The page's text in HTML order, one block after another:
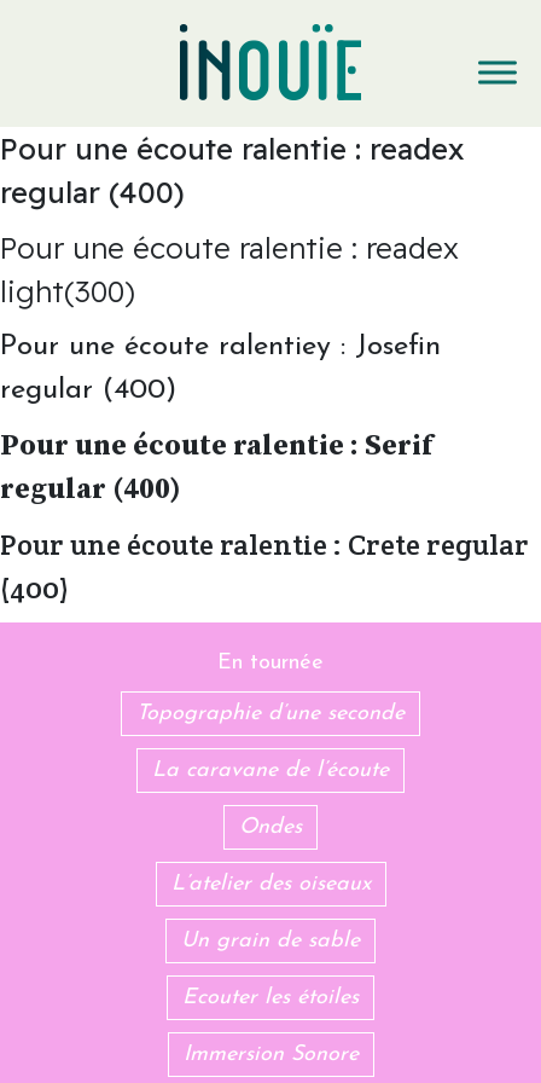
Pour une écoute ralentie : readex
regular (400)
Pour une écoute ralentie : readex
light(300)
Pour une écoute ralentiey : Josefin
regular (400)
Pour une écoute ralentie : Serif
regular (400)
Pour une écoute ralentie : Crete regular
(400)
En tournée
Topographie d’une seconde
La caravane de l’écoute
Ondes
L’atelier des oiseaux
Un grain de sable
Ecouter les étoiles
Immersion Sonore